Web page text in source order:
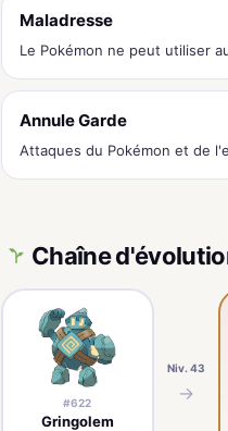
Maladresse
Le Pokémon ne peut utiliser
Annule Garde
Attaques du Pokémon et de
Chaîne
#622
Gringolem
Niv. 43
→